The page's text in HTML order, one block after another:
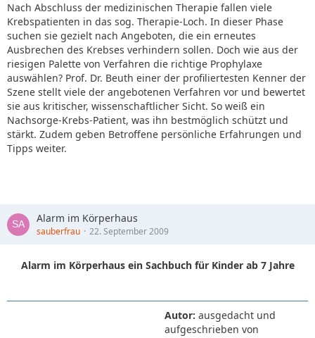
Nach Abschluss der medizinischen Therapie fallen viele
Krebspatienten in das sog. Therapie-Loch. In dieser Phase
suchen sie gezielt nach Angeboten, die ein erneutes
Ausbrechen des Krebses verhindern sollen. Doch wie aus der
riesigen Palette von Verfahren die richtige Prophylaxe
auswählen? Prof. Dr. Beuth einer der profiliertesten Kenner der
Szene stellt viele der angebotenen Verfahren vor und bewertet
sie aus kritischer, wissenschaftlicher Sicht. So weiß ein
Nachsorge-Krebs-Patient, was ihn bestmöglich schützt und
stärkt. Zudem geben Betroffene persönliche Erfahrungen und
Tipps weiter.
Alarm im Körperhaus
sauberfrau 22. September 2009
Alarm im Körperhaus ein Sachbuch für Kinder ab 7 Jahre
Autor: ausgedacht und
aufgeschrieben von